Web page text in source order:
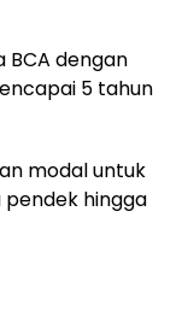
BCA dengan
5 tahun
modal untuk
hingga